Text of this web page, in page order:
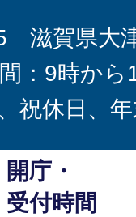
滋賀県大
：9時から
祝休日、
開庁・
受付時間